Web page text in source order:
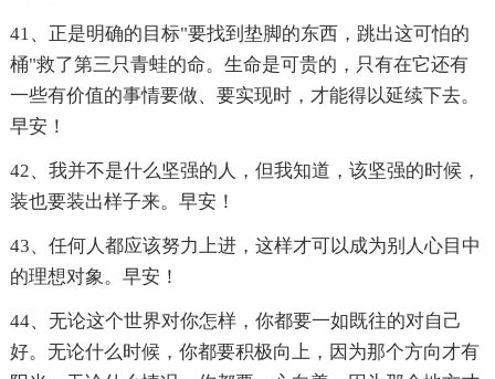
41、正是明确的目标"要找到垫脚的东西，跳出这可怕的
桶"救了第三只青蛙的命。生命是可贵的，只有在它还有
一些有价值的事情要做、要实现时，才能得以延续下去。
早安！
42、我并不是什么坚强的人，但我知道，该坚强的时候，
装也要装出样子来。早安！
43、任何人都应该努力上进，这样才可以成为别人心目中
的理想对象。早安！
44、无论这个世界对你怎样，你都要一如既往的对自己
好。无论什么时候，你都要积极向上，因为那个方向才有